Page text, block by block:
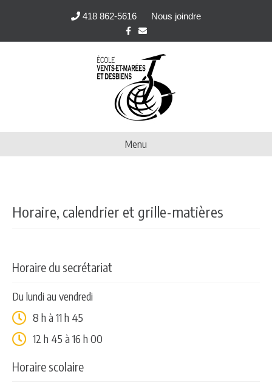
418 862-5616
Nous joindre
Facebook
Email
Menu
Horaire, calendrier et grille-matières
Horaire du secrétariat
Du lundi au vendredi
8 h à 11 h 45
12 h 45 à 16 h 00
Horaire scolaire